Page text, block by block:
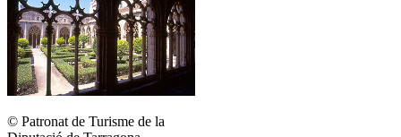
© Patronat de Turisme de la